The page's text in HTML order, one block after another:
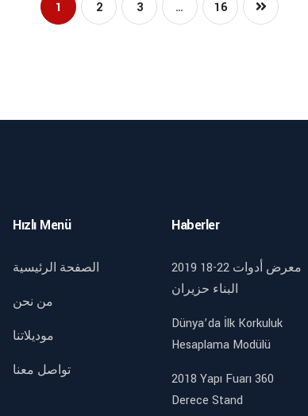
1 2 3 … 16
Hızlı Menü
الصفحة الرئيسية
من نحن
موديلاتنا
تواصل معنا
Haberler
2019 18-22 معرض أدوات
البناء حزيران
Dünya’da İlk Korkuluk
Hesaplama Modülü
2018 Yapı Fuarı 360
Derece Stand